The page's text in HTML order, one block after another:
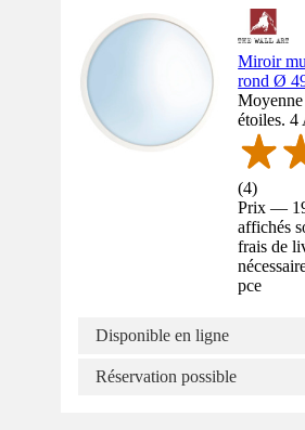
Miroir
rond Ø
étoiles. 4
(4)
Prix —
affichés
frais de
pce
Disponible en ligne
Réservation possible